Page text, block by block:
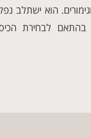
הוא ישתלב
בהתאם לבחירת